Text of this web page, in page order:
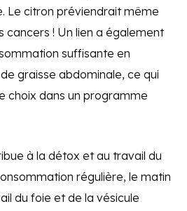
Le citron préviendrait même
cancers ! Un lien a également
suffisante en
graisse abdominale, ce qui
choix dans un programme
à la détox et au travail du
régulière, le matin
du foie et de la vésicule